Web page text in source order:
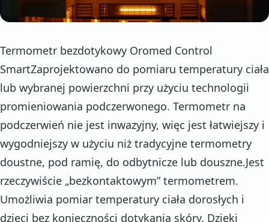
Termometr bezdotykowy Oromed Control
SmartZaprojektowano do pomiaru temperatury ciała
lub wybranej powierzchni przy użyciu technologii
promieniowania podczerwonego. Termometr na
podczerwień nie jest inwazyjny, więc jest łatwiejszy i
wygodniejszy w użyciu niż tradycyjne termometry
doustne, pod ramię, do odbytnicze lub douszne.Jest
rzeczywiście „bezkontaktowym” termometrem.
Umożliwia pomiar temperatury ciała dorosłych i
dzieci bez konieczności dotykania skóry. Dzięki